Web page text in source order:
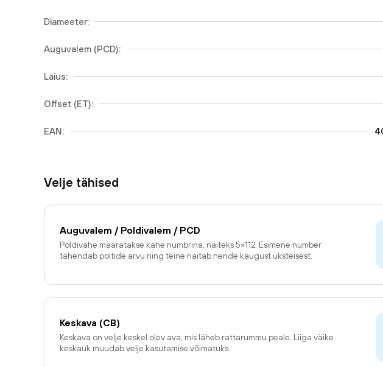
Diameeter:
Auguvalem (PCD):
Laius:
Offset (ET):
EAN:
Velje tähised
Auguvalem / Poldivalem / PCD
Poldivahe määratakse kahe numbrina, näiteks 5×112. Esimene number
tähendab poltide arvu ning teine näitab nende kaugust üksteisest.
Keskava (CB)
Keskava on velje keskel olev ava, mis läheb rattarummu peale. Liiga väike
keskauk muudab velje kasutamise võimatuks.